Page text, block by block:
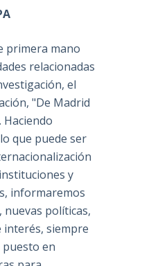
primera mano
relacionadas
el
"De Madrid
que puede ser
y
informaremos
políticas,
interés, siempre
en